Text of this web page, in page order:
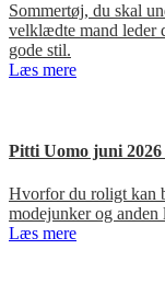
Sommertøj, du skal
velklædte mand leder
gode stil.
Læs mere
Pitti Uomo juni 2026
Hvorfor du roligt kan
modejunker og
Læs mere